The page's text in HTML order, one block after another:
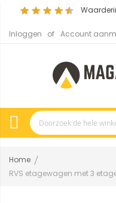
Inloggen Account
Home
RVS etagewagen met 3